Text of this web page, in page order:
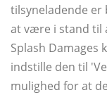
tilsyneladende er
at være i stand til
Splash Damages
indstille den til
mulighed for at